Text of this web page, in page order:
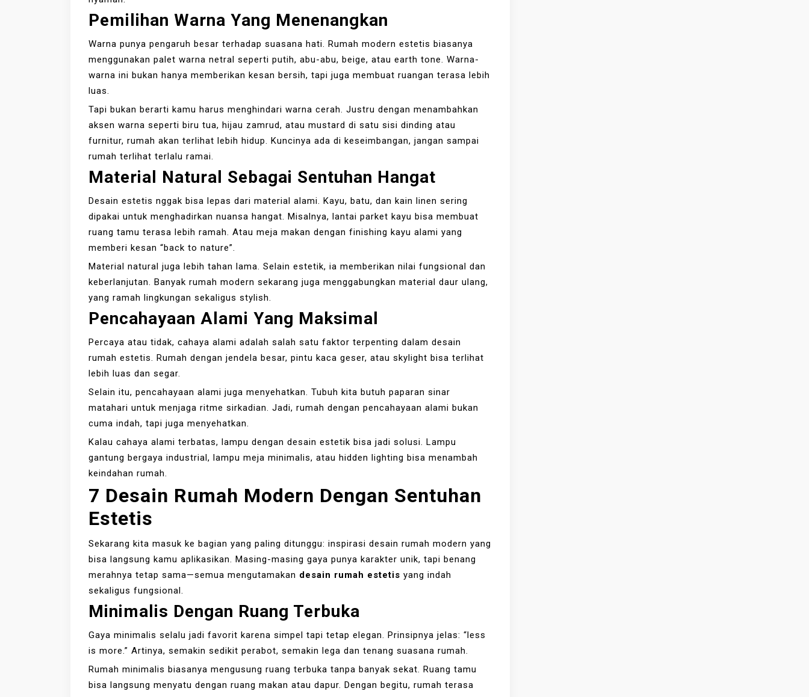
Pemilihan Warna Yang Menenangkan
Warna punya pengaruh besar terhadap suasana hati. Rumah modern estetis biasanya
menggunakan palet warna netral seperti putih, abu-abu, beige, atau earth tone. Warna-
warna ini bukan hanya memberikan kesan bersih, tapi juga membuat ruangan terasa lebih
luas.
Tapi bukan berarti kamu harus menghindari warna cerah. Justru dengan menambahkan
aksen warna seperti biru tua, hijau zamrud, atau mustard di satu sisi dinding atau
furnitur, rumah akan terlihat lebih hidup. Kuncinya ada di keseimbangan, jangan sampai
rumah terlihat terlalu ramai.
Material Natural Sebagai Sentuhan Hangat
Desain estetis nggak bisa lepas dari material alami. Kayu, batu, dan kain linen sering
dipakai untuk menghadirkan nuansa hangat. Misalnya, lantai parket kayu bisa membuat
ruang tamu terasa lebih ramah. Atau meja makan dengan finishing kayu alami yang
memberi kesan “back to nature”.
Material natural juga lebih tahan lama. Selain estetik, ia memberikan nilai fungsional dan
keberlanjutan. Banyak rumah modern sekarang juga menggabungkan material daur ulang,
yang ramah lingkungan sekaligus stylish.
Pencahayaan Alami Yang Maksimal
Percaya atau tidak, cahaya alami adalah salah satu faktor terpenting dalam desain
rumah estetis. Rumah dengan jendela besar, pintu kaca geser, atau skylight bisa terlihat
lebih luas dan segar.
Selain itu, pencahayaan alami juga menyehatkan. Tubuh kita butuh paparan sinar
matahari untuk menjaga ritme sirkadian. Jadi, rumah dengan pencahayaan alami bukan
cuma indah, tapi juga menyehatkan.
Kalau cahaya alami terbatas, lampu dengan desain estetik bisa jadi solusi. Lampu
gantung bergaya industrial, lampu meja minimalis, atau hidden lighting bisa menambah
keindahan rumah.
7 Desain Rumah Modern Dengan Sentuhan
Estetis
Sekarang kita masuk ke bagian yang paling ditunggu: inspirasi desain rumah modern yang
bisa langsung kamu aplikasikan. Masing-masing gaya punya karakter unik, tapi benang
merahnya tetap sama—semua mengutamakan desain rumah estetis yang indah
sekaligus fungsional.
Minimalis Dengan Ruang Terbuka
Gaya minimalis selalu jadi favorit karena simpel tapi tetap elegan. Prinsipnya jelas: “less
is more.” Artinya, semakin sedikit perabot, semakin lega dan tenang suasana rumah.
Rumah minimalis biasanya mengusung ruang terbuka tanpa banyak sekat. Ruang tamu
bisa langsung menyatu dengan ruang makan atau dapur. Dengan begitu, rumah terasa